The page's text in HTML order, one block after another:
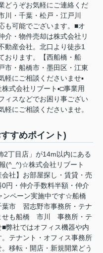
どうぞお気軽にご連絡くだ
川・千葉・松戸・江戸川
も可能でございます。■オ
介・物件売却は株式会社リ
産会社。北口より徒歩1
おります。【西船橋・船
市・船橋市・墨田区・江東
軽にご相談くださいませ▪️
式会社リブート▪️□事業用
ィスなどでお困り事ござい
軽にご相談くださいませ。
すめポイント)
2丁目店」が14m以内にある
(^_^)☆株式会社リブート
社】お部屋探し・賃貸・売
円・仲介手数料半額・仲介
ンペーン実施中です☆船橋
習志野市事務所・テナ
せも船橋 市川 事務所・テ
弊社ではオフィス機器や内
テナント・オフィス事務所
移転・開店・新規開業どう